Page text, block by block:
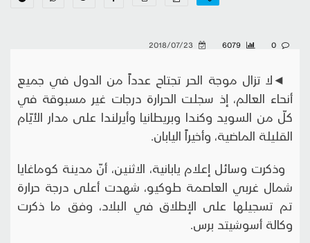
◄لا تزال موجة الحر تجتاح عدداً من الدول في جميع
أنحاء العالم، إذ سجلت الحرارة درجات غير مسبوقة في
كلّ من السويد وكندا وبريطانيا وأيرلندا على مدار الأيّام
القليلة الماضية، وأخيراً اليابان.
وذكرت وسائل إعلام يابانية، الاثنين، أنّ مدينة كوماغايا
شمال غربي العاصمة طوكيو، شهدت أعلى درجة حرارة
تم تسجيلها على الإطلاق في البلاد، وفق ما ذكرت
وكالة أسوشيتد برس.